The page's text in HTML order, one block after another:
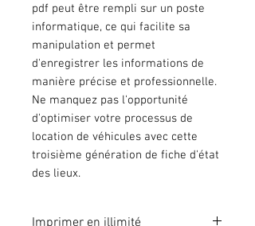
pdf peut être rempli sur un poste
informatique, ce qui facilite sa
manipulation et permet
d'enregistrer les informations de
manière précise et professionnelle.
Ne manquez pas l'opportunité
d'optimiser votre processus de
location de véhicules avec cette
troisième génération de fiche d'état
des lieux.
Imprimer en illimité